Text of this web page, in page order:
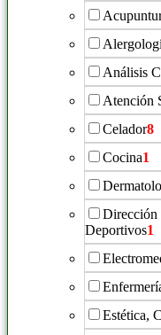
Análisis
Atención
Celador8
Cocina1
Dirección
Deportivos1
Estética,